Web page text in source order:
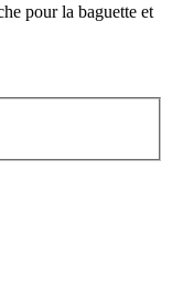
pour la baguette et